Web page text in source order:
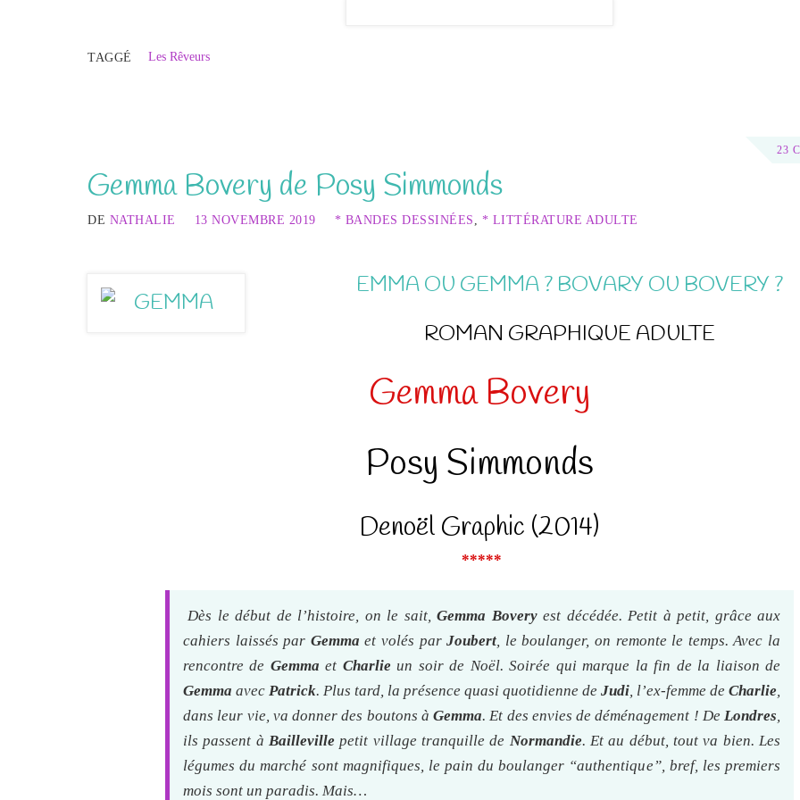
TAGGÉ Les Rêveurs
23
Gemma Bovery de Posy Simmonds
DE NATHALIE 13 NOVEMBRE 2019 * BANDES DESSINÉES, * LITTÉRATURE ADULTE
EMMA OU GEMMA ? BOVARY OU BOVERY ?
ROMAN GRAPHIQUE ADULTE
Gemma Bovery
Posy Simmonds
Denoël Graphic (2014)
*****
Dès le début de l’histoire, on le sait, Gemma Boveryest décédée. Petit à petit, grâce aux
cahiers laissés par Gemma et volés parJoubert, le boulanger, on remonte le temps. Avec la
rencontre de Gemma et Charlie un soir de Noël. Soirée qui marque la fin de la liaison de
Gemma avec Patrick. Plus tard, la présence quasi quotidienne de Judi, l’ex-femme de Charlie,
dans leur vie, va donner des boutons à Gemma. Et des envies de déménagement ! De Londres,
ils passent à Bailleville petit village tranquille de Normandie. Et au début, tout va bien. Les
légumes du marché sont magnifiques, le pain du boulanger “authentique”, bref, les premiers
mois sont un paradis. Mais…